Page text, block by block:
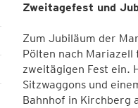
Zweitagefest und
Zum Jubiläum der
Pölten nach Mariazell
zweitägigen Fest ein.
Sitzwaggons und
Bahnhof in Kirchberg